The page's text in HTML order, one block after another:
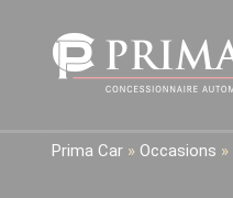
Prima Car » Occasions »